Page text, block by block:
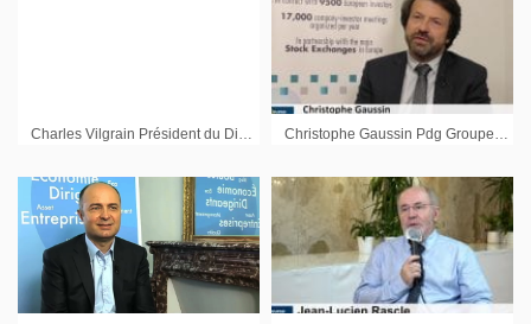
Charles Vilgrain Président du Directoire Agrogeneration Christophe Gaussin Pdg Groupe Gaussin : « La priorité c’est de délivrer les stocks qui sont financés »